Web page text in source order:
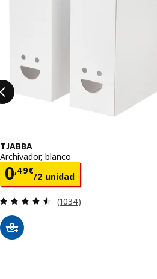
TJABBA
Archivador, blanco
0,49€
/2 unidad
Precio 0,49€/2
Revisa: 4.5 de 5
(1034)